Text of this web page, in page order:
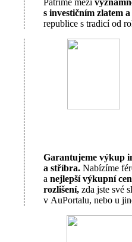
s investičním zlatem
republice s tradicí od
Garantujeme výkup
a stříbra. Nabízíme
a nejlepší výkupní
rozlišení, zda jste své
v AuPortalu, nebo u